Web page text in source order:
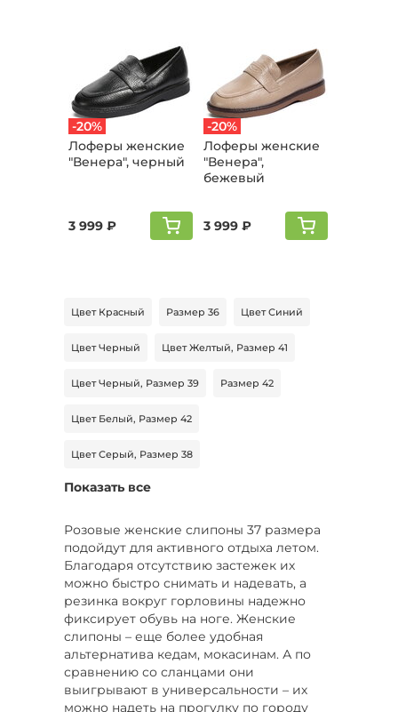
-20%
Лоферы женские
"Венера", черный
3 999 ₽
-20%
Лоферы женские
"Венера",
бежевый
3 999 ₽
Цвет Красный Размер 36 Цвет Синий
Цвет Черный Цвет Желтый, Размер 41
Цвет Черный, Размер 39 Размер 42
Цвет Белый, Размер 42
Цвет Серый, Размер 38
Цвет Бежевый, Размер 38
Цвет Зеленый, Размер 41
Цвет Розовый, Размер 39
Цвет Коричневый, Размер 43
Цвет Коричневый, Размер 42
Цвет Фиолетовый, Размер 39
Цвет Фиолетовый, Размер 36 Бренд Calisir
Показать все
Розовые женские слипоны 37 размера
подойдут для активного отдыха летом.
Благодаря отсутствию застежек их
можно быстро снимать и надевать, а
резинка вокруг горловины надежно
фиксирует обувь на ноге. Женские
слипоны – еще более удобная
альтернатива кедам, мокасинам. А по
сравнению со сланцами они
выигрывают в универсальности – их
можно надеть на прогулку по городу